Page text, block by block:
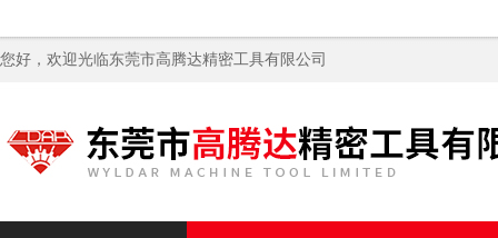
您好，欢迎光临东莞市高腾达精密工具有限公司